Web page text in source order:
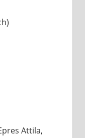
Attila,